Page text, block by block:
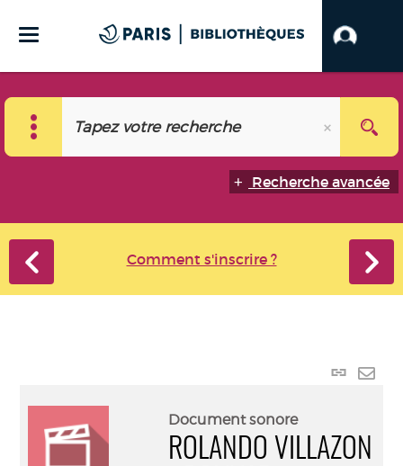
Recherche avancée
Comment s'inscrire ?
Lien
mail
Document sonore
ROLANDO VILLAZON